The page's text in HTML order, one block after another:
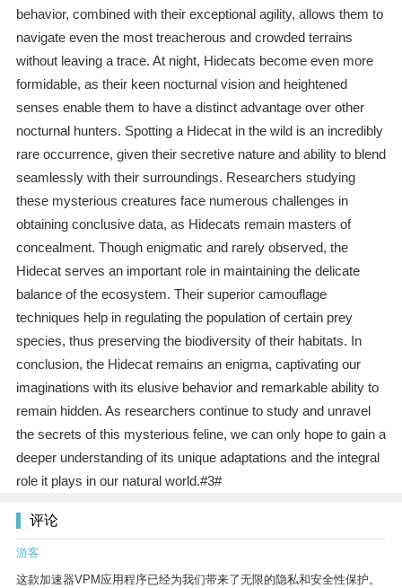
behavior, combined with their exceptional agility, allows them to
navigate even the most treacherous and crowded terrains
without leaving a trace. At night, Hidecats become even more
formidable, as their keen nocturnal vision and heightened
senses enable them to have a distinct advantage over other
nocturnal hunters. Spotting a Hidecat in the wild is an incredibly
rare occurrence, given their secretive nature and ability to blend
seamlessly with their surroundings. Researchers studying
these mysterious creatures face numerous challenges in
obtaining conclusive data, as Hidecats remain masters of
concealment. Though enigmatic and rarely observed, the
Hidecat serves an important role in maintaining the delicate
balance of the ecosystem. Their superior camouflage
techniques help in regulating the population of certain prey
species, thus preserving the biodiversity of their habitats. In
conclusion, the Hidecat remains an enigma, captivating our
imaginations with its elusive behavior and remarkable ability to
remain hidden. As researchers continue to study and unravel
the secrets of this mysterious feline, we can only hope to gain a
deeper understanding of its unique adaptations and the integral
role it plays in our natural world.#3#
评论
游客
这款加速器VPM应用程序已经为我们带来了无限的隐私和安全性保护。